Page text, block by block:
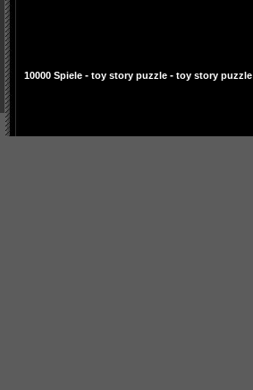
10000 Spiele - toy story puzzle - toy story puzzle